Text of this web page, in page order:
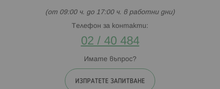
(от 09:00 ч. до 17:00 ч. в работни дни)
Телефон за контакти:
02 / 40 484
Имате въпрос?
ИЗПРАТЕТЕ ЗАПИТВАНЕ